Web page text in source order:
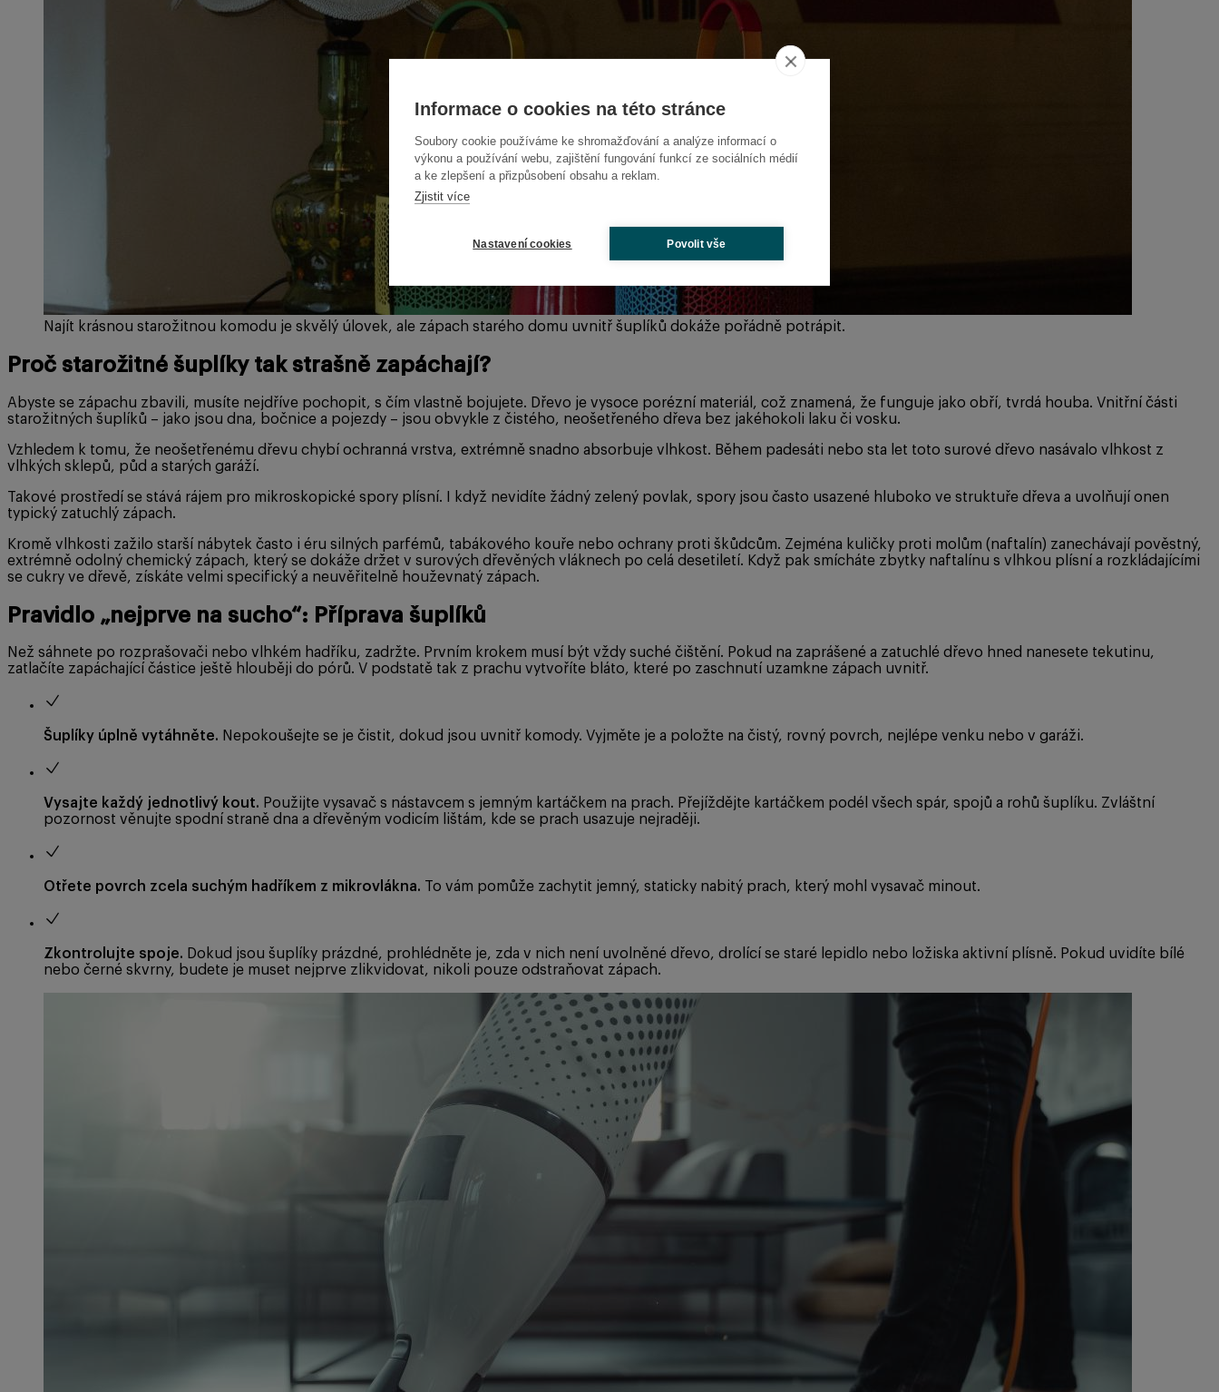
Informace o cookies na této stránce
Soubory cookie používáme ke shromažďování a analýze informací o
výkonu a používání webu, zajištění fungování funkcí ze sociálních médií
a ke zlepšení a přizpůsobení obsahu a reklam.
Zjistit více
Nastavení cookies Povolit vše
Najít krásnou starožitnou komodu je skvělý úlovek, ale zápach starého domu uvnitř šuplíků dokáže pořádně potrápit.
Proč starožitné šuplíky tak strašně zapáchají?
Abyste se zápachu zbavili, musíte nejdříve pochopit, s čím vlastně bojujete. Dřevo je vysoce porézní materiál, což znamená, že funguje jako obří, tvrdá houba. Vnitřní části
starožitných šuplíků – jako jsou dna, bočnice a pojezdy – jsou obvykle z čistého, neošetřeného dřeva bez jakéhokoli laku či vosku.
Vzhledem k tomu, že neošetřenému dřevu chybí ochranná vrstva, extrémně snadno absorbuje vlhkost. Během padesáti nebo sta let toto surové dřevo nasávalo vlhkost z
vlhkých sklepů, půd a starých garáží.
Takové prostředí se stává rájem pro mikroskopické spory plísní. I když nevidíte žádný zelený povlak, spory jsou často usazené hluboko ve struktuře dřeva a uvolňují onen
typický zatuchlý zápach.
Kromě vlhkosti zažilo starší nábytek často i éru silných parfémů, tabákového kouře nebo ochrany proti škůdcům. Zejména kuličky proti molům (naftalín) zanechávají pověstný,
extrémně odolný chemický zápach, který se dokáže držet v surových dřevěných vláknech po celá desetiletí. Když pak smícháte zbytky naftalínu s vlhkou plísní a rozkládajícími
se cukry ve dřevě, získáte velmi specifický a neuvěřitelně houževnatý zápach.
Pravidlo „nejprve na sucho“: Příprava šuplíků
Než sáhnete po rozprašovači nebo vlhkém hadříku, zadržte. Prvním krokem musí být vždy suché čištění. Pokud na zaprášené a zatuchlé dřevo hned nanesete tekutinu,
zatlačíte zapáchající částice ještě hlouběji do pórů. V podstatě tak z prachu vytvoříte bláto, které po zaschnutí uzamkne zápach uvnitř.
Šuplíky úplně vytáhněte. Nepokoušejte se je čistit, dokud jsou uvnitř komody. Vyjměte je a položte na čistý, rovný povrch, nejlépe venku nebo v garáži.
Vysajte každý jednotlivý kout. Použijte vysavač s nástavcem s jemným kartáčkem na prach. Přejíždějte kartáčkem podél všech spár, spojů a rohů šuplíku. Zvláštní
pozornost věnujte spodní straně dna a dřevěným vodicím lištám, kde se prach usazuje nejraději.
Otřete povrch zcela suchým hadříkem z mikrovlákna. To vám pomůže zachytit jemný, staticky nabitý prach, který mohl vysavač minout.
Zkontrolujte spoje. Dokud jsou šuplíky prázdné, prohlédněte je, zda v nich není uvolněné dřevo, drolící se staré lepidlo nebo ložiska aktivní plísně. Pokud uvidíte bílé
nebo černé skvrny, budete je muset nejprve zlikvidovat, nikoli pouze odstraňovat zápach.